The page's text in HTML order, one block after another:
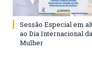
Sessão Especial em
ao Dia Internacional da
Mulher